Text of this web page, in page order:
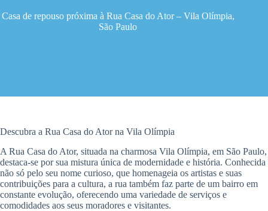
Casa de repouso próxima à Rua Casa do Ator – Vila Olímpia,
São Paulo
Descubra a Rua Casa do Ator na Vila Olímpia
A Rua Casa do Ator, situada na charmosa Vila Olímpia, em São Paulo,
destaca-se por sua mistura única de modernidade e história. Conhecida
não só pelo seu nome curioso, que homenageia os artistas e suas
contribuições para a cultura, a rua também faz parte de um bairro em
constante evolução, oferecendo uma variedade de serviços e
comodidades aos seus moradores e visitantes.